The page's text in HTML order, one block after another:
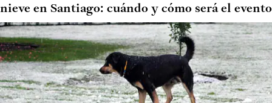
nieve en Santiago: cuándo y cómo será el evento